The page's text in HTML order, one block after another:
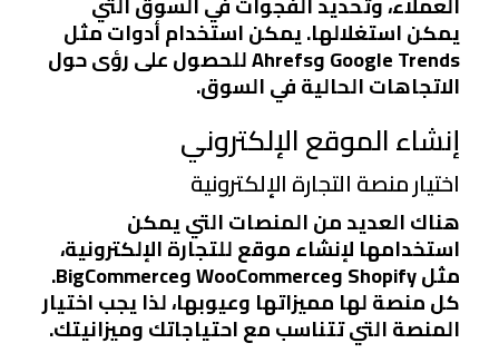
يمكن استغلالها. يمكن استخدام أدوات مثل
Google Trends وAhrefs للحصول على رؤى حول
الاتجاهات الحالية في السوق.
إنشاء الموقع الإلكتروني
اختيار منصة التجارة الإلكترونية
هناك العديد من المنصات التي يمكن
استخدامها لإنشاء موقع للتجارة الإلكترونية،
مثل Shopify وWooCommerce وBigCommerce.
كل منصة لها مميزاتها وعيوبها، لذا يجب اختيار
المنصة التي تتناسب مع احتياجاتك وميزانيتك.